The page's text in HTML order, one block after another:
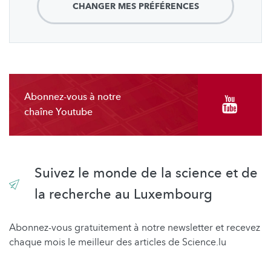
CHANGER MES PRÉFÉRENCES
Abonnez-vous à notre
chaîne Youtube
Suivez le monde de la science et de
la recherche au Luxembourg
Abonnez-vous gratuitement à notre newsletter et recevez
chaque mois le meilleur des articles de Science.lu